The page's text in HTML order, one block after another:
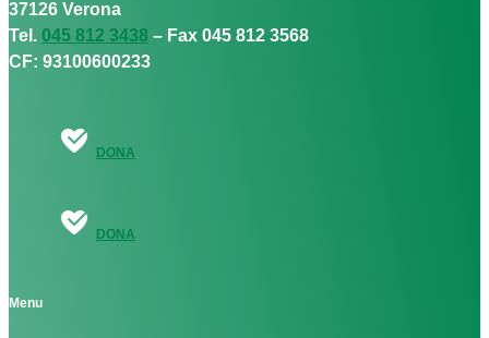
37126 Verona
Tel. 045 812 3438 – Fax 045 812 3568
CF: 93100600233
DONA
DONA
Menu